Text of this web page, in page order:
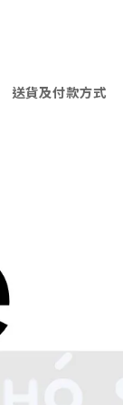
送貨及付款方式